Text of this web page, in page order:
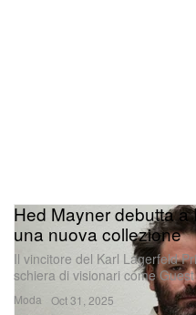
Moda
Hed Mayner debutta
una nuova collezione
Il vincitore del Karl Lagerfeld
schiera di visionari come
Oct 31, 2025